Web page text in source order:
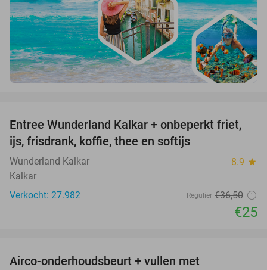
32%
Entree Wunderland Kalkar + onbeperkt friet,
ijs, frisdrank, koffie, thee en softijs
Wunderland Kalkar 8.9 star
Kalkar
Verkocht: 27.982
Regulier €36,50
€25
Airco-onderhoudsbeurt + vullen met